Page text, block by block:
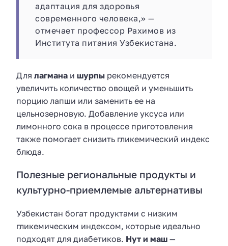
адаптация для здоровья
современного человека,» —
отмечает профессор Рахимов из
Института питания Узбекистана.
Для лагмана и шурпы рекомендуется
увеличить количество овощей и уменьшить
порцию лапши или заменить ее на
цельнозерновую. Добавление уксуса или
лимонного сока в процессе приготовления
также помогает снизить гликемический индекс
блюда.
Полезные региональные продукты и
культурно-приемлемые альтернативы
Узбекистан богат продуктами с низким
гликемическим индексом, которые идеально
подходят для диабетиков. Нут и маш —